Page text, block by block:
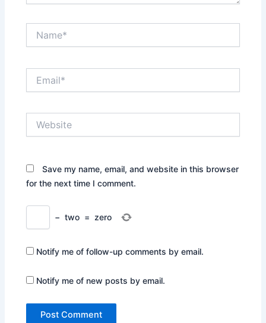
Save my name, email, and website in this browser
for the next time I comment.
− two = zero
Notify me of follow-up comments by email.
Notify me of new posts by email.